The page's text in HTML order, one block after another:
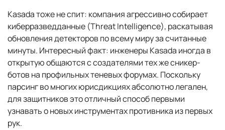
Kasada тоже не спит: компания агрессивно собирает
киберразведданные (Threat Intelligence), раскатывая
обновления детекторов по всему миру за считанные
минуты. Интересный факт: инженеры Kasada иногда в
открытую общаются с создателями тех же сникер-
ботов на профильных теневых форумах. Поскольку
парсинг во многих юрисдикциях абсолютно легален,
для защитников это отличный способ первыми
узнавать о новых инструментах противника из первых
рук.